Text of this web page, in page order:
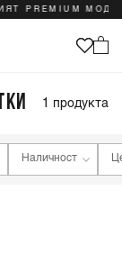
PREMIUM
1 продукта
Наличност